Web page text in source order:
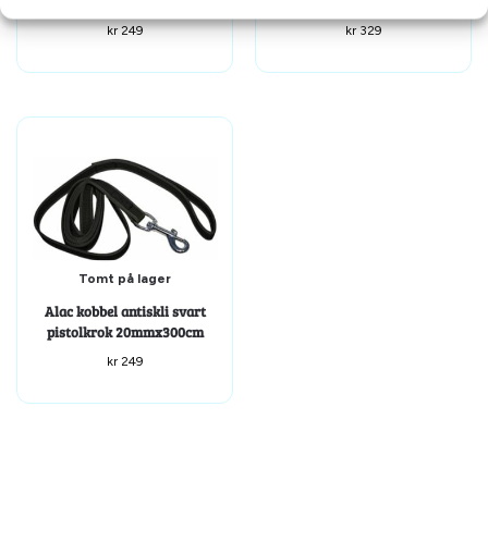
kr249 kr329
Tomt på lager
Alac kobbel antiskli svart
pistolkrok 20mmx300cm
kr249